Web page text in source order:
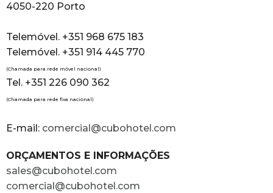
4050-220 Porto
Telemóvel. +351 968 675 183
Telemóvel. +351 914 445 770
(Chamada para rede móvel nacional)
Tel. +351 226 090 362
(Chamada para rede fixa nacional)
E-mail: comercial@cubohotel.com
ORÇAMENTOS E INFORMAÇÕES
sales@cubohotel.com
comercial@cubohotel.com